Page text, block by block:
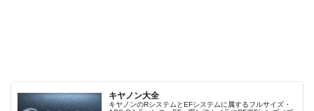
キヤノン大全
キヤノンのRシステムとEFシステムに属するフルサイズ・